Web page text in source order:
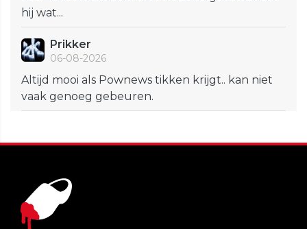
hij wat...
Prikker
06-08-2026
Altijd mooi als Pownews tikken krijgt.. kan niet
vaak genoeg gebeuren.